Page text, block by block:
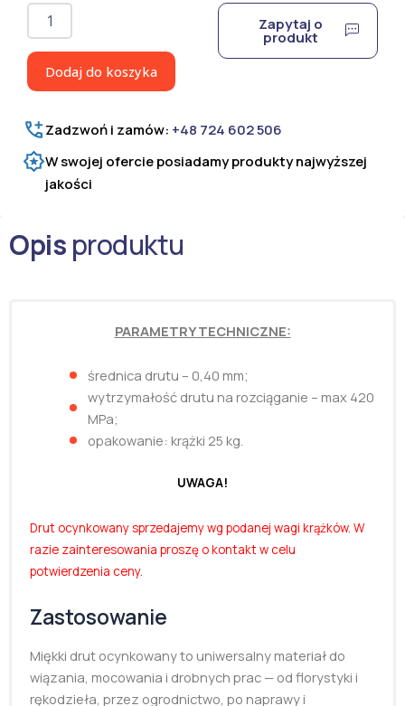
ilość
Drut
miękki
0,40
Dodaj do koszyka
Zapytaj o
produkt
Zadzwoń i zamów: +48 724 602 506
W swojej ofercie posiadamy produkty najwyższej
jakości
Opisproduktu
PARAMETRY TECHNICZNE:
średnica drutu – 0,40 mm;
wytrzymałość drutu na rozciąganie – max 420
MPa;
opakowanie: krążki 25 kg.
UWAGA!
Drut ocynkowany sprzedajemy wg podanej wagi krążków. W
razie zainteresowania proszę o kontakt w celu
potwierdzenia ceny.
Zastosowanie
Miękki drut ocynkowany to uniwersalny materiał do
wiązania, mocowania i drobnych prac — od florystyki i
rękodzieła, przez ogrodnictwo, po naprawy i